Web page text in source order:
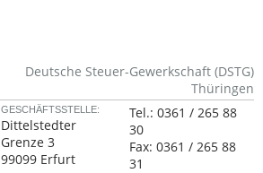
Deutsche Steuer-Gewerkschaft (DSTG)
Thüringen
GESCHÄFTSSTELLE:
Dittelstedter
Grenze 3
99099 Erfurt
Tel.:0361 / 265 88
30
Fax:0361 / 265 88
31